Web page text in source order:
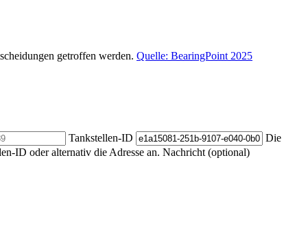
getroffen werden. Quelle: BearingPoint 2025
Tankstellen-ID
Die
ID oder alternativ die Adresse an. Nachricht (optional)